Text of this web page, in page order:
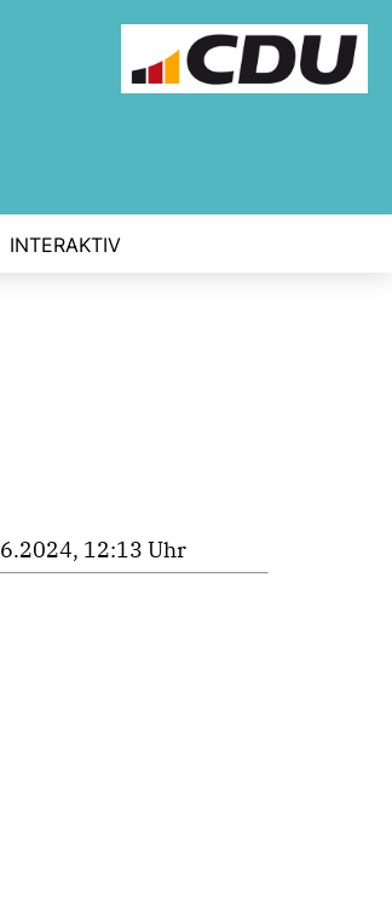
INTERAKTIV
12:13 Uhr